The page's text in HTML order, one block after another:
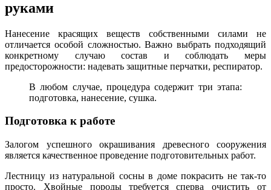
руками
Нанесение красящих веществ собственными силами не
отличается особой сложностью. Важно выбрать подходящий
конкретному случаю состав и соблюдать меры
предосторожности: надевать защитные перчатки, респиратор.
В любом случае, процедура содержит три этапа:
подготовка, нанесение, сушка.
Подготовка к работе
Залогом успешного окрашивания древесного сооружения
является качественное проведение подготовительных работ.
Лестницу из натуральной сосны в доме покрасить не так-то
просто. Хвойные породы требуется сперва очистить от